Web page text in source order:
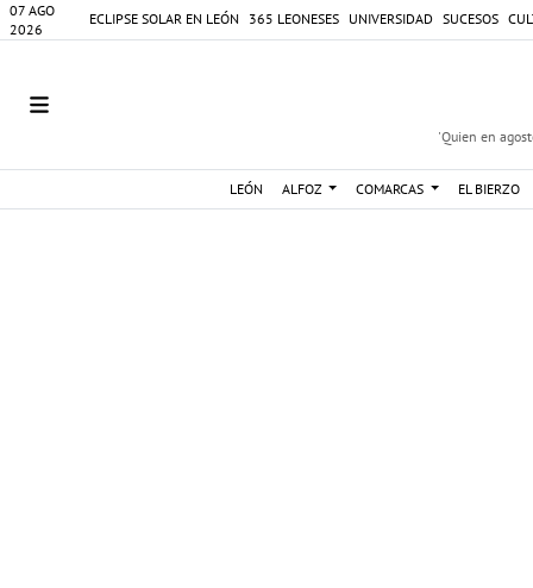
07 AGO
2026
ECLIPSE SOLAR EN LEÓN 365 LEONESES UNIVERSIDAD SUCESOS
'Quien en
LEÓN ALFOZ COMARCAS EL BIERZO